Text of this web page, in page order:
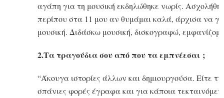
αγάπη για τη μουσική εκδηλώθηκε νωρίς.
περίπου στα 11 μου αν θυμάμαι καλά, άρχισα να
μουσική. Διδάσκω μουσική, δισκογραφώ,
2.Τα τραγούδια σου από που τα εμπνέεσαι ;
“Άκουγα ιστορίες άλλων και δημιουργούσα. Είτε
σπάνιες φορές έγραφα και για κάποια